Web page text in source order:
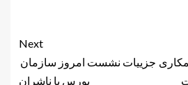
Next
جزییات نشست امروز سازمان
بورس با ناشران